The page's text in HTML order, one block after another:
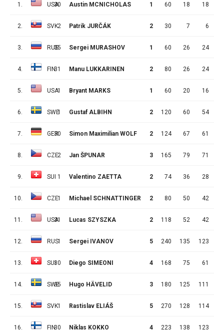
1. USA
30 Austin MCNICHOLAS 1 60 18 18
2. SVK2 Patrik JURČÁK 2 30 7 6
3. RUS
35 Sergei MURASHOV 1 60 26 24
4. FIN31 Manu LUKKARINEN 2 80 26 24
5. USA1 Bryant MARKS 1 60 20 16
6. SWE1 Gustaf ALBIHN 2 120 60 54
7. GER
30 Simon Maximilian WOLF 2 124 67 61
8. CZE2 Jan ŠPUNAR 3 165 79 71
9. SUI 1 Valentino ZAETTA 2 74 36 28
10. CZE1 Michael SCHNATTINGER 2 80 50 42
11. USA
31 Lucas SZYSZKA 2 118 52 42
12. RUS1 Sergei IVANOV 5 240 135 123
13. SUI30 Diego SIMEONI 4 168 75 61
14. SWE
35 Hugo HÄVELID 3 180 125 111
15. SVK1 Rastislav ELIÁŠ 5 270 128 114
16. FIN30 Niklas KOKKO 4 223 138 123